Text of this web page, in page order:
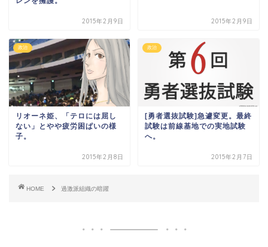
2015年2月9日 2015年2月9日
政治
リオーネ姫、「テロには屈し
ない」とやや疲労困ぱいの様
子。
2015年2月8日
政治
[勇者選抜試験]急遽変更。最終
試験は前線基地での実地試験
へ。
2015年2月7日
HOME 過激派組織の暗躍